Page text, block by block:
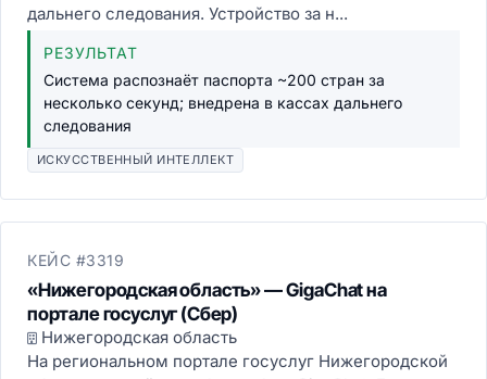
дальнего следования. Устройство за н...
РЕЗУЛЬТАТ
Система распознаёт паспорта ~200 стран за
несколько секунд; внедрена в кассах дальнего
следования
ИСКУССТВЕННЫЙ ИНТЕЛЛЕКТ
КЕЙС #3319
«Нижегородская область» — GigaChat на
портале госуслуг (Сбер)
Нижегородская область
На региональном портале госуслуг Нижегородской